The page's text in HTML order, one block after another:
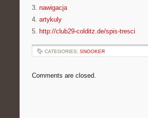
3. nawigacja
4. artykuly
5. http://club29-colditz.de/spis-tresci
CATEGORIES: SNOOKER
Comments are closed.